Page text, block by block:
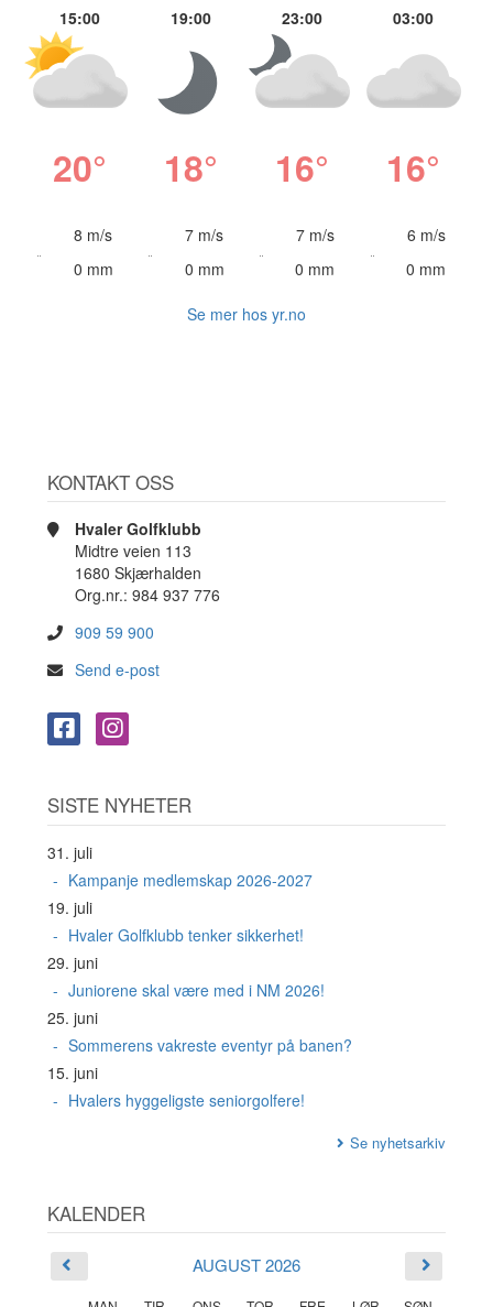
15:00
20°
8 m/s
0 mm
19:00
18°
7 m/s
0 mm
23:00
16°
7 m/s
0 mm
03:00
16°
6 m/s
0 mm
Se mer hos yr.no
KONTAKT OSS
Hvaler Golfklubb
Midtre veien 113
1680 Skjærhalden
Org.nr.: 984 937 776
909 59 900
Send e-post
SISTE NYHETER
31. juli
Kampanje medlemskap 2026-2027
19. juli
Hvaler Golfklubb tenker sikkerhet!
29. juni
Juniorene skal være med i NM 2026!
25. juni
Sommerens vakreste eventyr på banen?
15. juni
Hvalers hyggeligste seniorgolfere!
Se nyhetsarkiv
KALENDER
AUGUST 2026